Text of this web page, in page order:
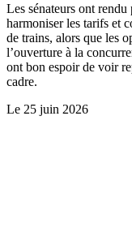
Les sénateurs ont
harmoniser les tarifs et
de trains, alors que les
l’ouverture à la
ont bon espoir de voir
cadre.
Le 25 juin 2026